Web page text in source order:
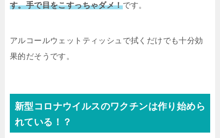
す。手で目をこすっちゃダメ！です。
アルコールウェットティッシュで拭くだけでも十分効
果的だそうです。
新型コロナウイルスのワクチンは作り始めら
れている！？